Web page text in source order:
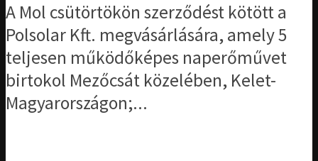
A Mol csütörtökön szerződést kötött a
Polsolar Kft. megvásárlására, amely 5
teljesen működőképes naperőművet
birtokol Mezőcsát közelében, Kelet-
Magyarországon;...